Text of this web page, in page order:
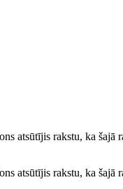
atsūtījis rakstu, ka
atsūtījis rakstu, ka